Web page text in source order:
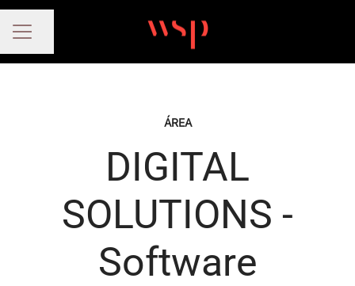
MENÚ DE EMPLEO
Compartir página
ÁREA
DIGITAL
SOLUTIONS -
Software